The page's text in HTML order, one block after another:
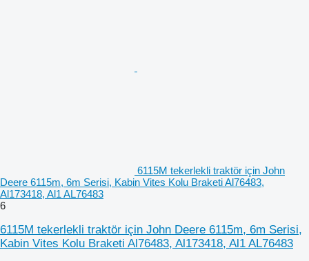
6115M tekerlekli traktör için John
Deere 6115m, 6m Serisi, Kabin Vites Kolu Braketi Al76483,
Al173418, Al1 AL76483
6
6115M tekerlekli traktör için John Deere 6115m, 6m Serisi,
Kabin Vites Kolu Braketi Al76483, Al173418, Al1 AL76483